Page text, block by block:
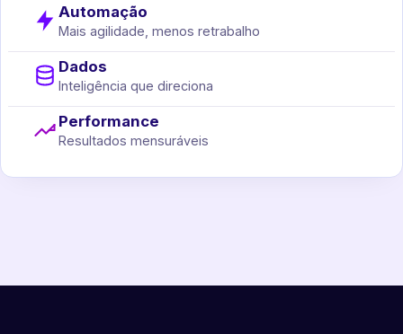
Automação
Mais agilidade, menos retrabalho
Dados
Inteligência que direciona
Performance
Resultados mensuráveis